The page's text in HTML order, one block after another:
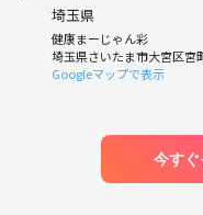
埼玉県
健康まーじゃん彩
埼玉県さいたま市大宮区宮
Googleマップで表示
今すぐ